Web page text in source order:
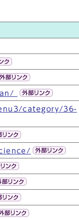
category/36-